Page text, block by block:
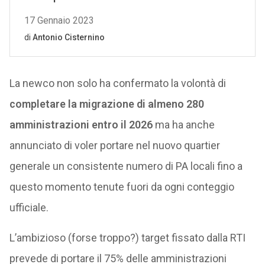
La newco non solo ha confermato la volontà di
completare la migrazione di almeno 280
amministrazioni entro il 2026ma ha anche
annunciato di voler portare nel nuovo quartier
generale un consistente numero di PA locali fino a
questo momento tenute fuori da ogni conteggio
ufficiale.
L’ambizioso (forse troppo?) target fissato dalla RTI
prevede di portare il 75% delle amministrazioni